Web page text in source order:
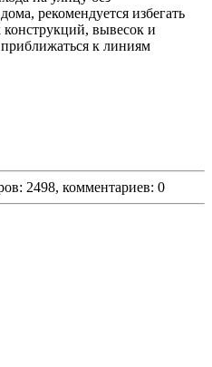
рекомендуется избегать
вывесок и
к линиям
2498, комментариев: 0